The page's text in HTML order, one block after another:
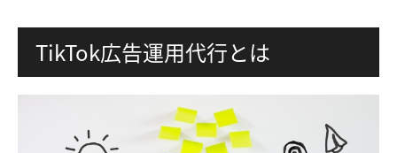
TikTok広告運用代行とは